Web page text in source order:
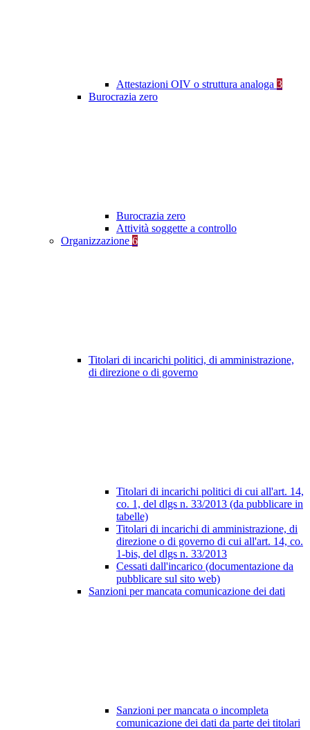
Attestazioni OIV o struttura analoga 3
Burocrazia zero
Burocrazia zero
Attività soggette a controllo
Organizzazione 6
Titolari di incarichi politici, di amministrazione,
di direzione o di governo
Titolari di incarichi politici di cui all'art. 14,
co. 1, del dlgs n. 33/2013 (da pubblicare in
tabelle)
Titolari di incarichi di amministrazione, di
direzione o di governo di cui all'art. 14, co.
1-bis, del dlgs n. 33/2013
Cessati dall'incarico (documentazione da
pubblicare sul sito web)
Sanzioni per mancata comunicazione dei dati
Sanzioni per mancata o incompleta
comunicazione dei dati da parte dei titolari